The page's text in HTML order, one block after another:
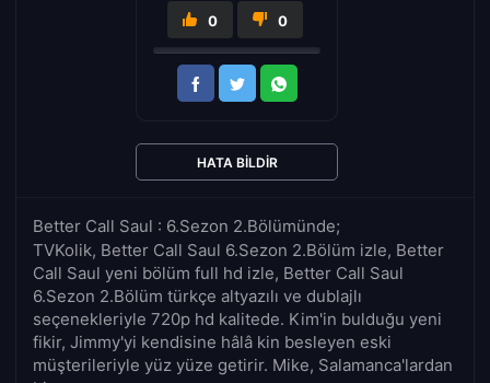
Better Call Saul : 6.Sezon 2.Bölümünde;
TVKolik, Better Call Saul 6.Sezon 2.Bölüm izle, Better
Call Saul yeni bölüm full hd izle, Better Call Saul
6.Sezon 2.Bölüm türkçe altyazılı ve dublajlı
seçenekleriyle 720p hd kalitede. Kim'in bulduğu yeni
fikir, Jimmy'yi kendisine hâlâ kin besleyen eski
müşterileriyle yüz yüze getirir. Mike, Salamanca'lardan
0 0
HATA BILDIR